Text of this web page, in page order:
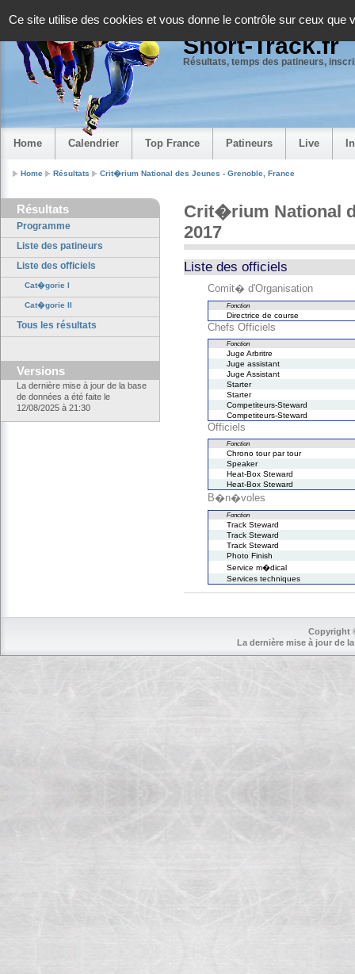
Ce site utilise des cookies et vous donne le contrôle sur ceux que
Short-Track.fr
Résultats, temps des patineurs,
Home Calendrier Top France Patineurs Live
Home Résultats Crit�rium National des Jeunes - Grenoble, France
Résultats
Programme
Liste des patineurs
Liste des officiels
Cat�gorie I
Cat�gorie II
Tous les résultats
Versions
La dernière mise à jour de la base
de données a été faite le
12/08/2025 à 21:30
Crit�rium National
2017
Liste des officiels
Comit� d'Organisation
Fonction
Directrice de course
Chefs Officiels
Fonction
Juge Arbritre
Juge assistant
Juge Assistant
Starter
Starter
Competiteurs-Steward
Competiteurs-Steward
Officiels
Fonction
Chrono tour par tour
Speaker
Heat-Box Steward
Heat-Box Steward
B�n�voles
Fonction
Track Steward
Track Steward
Track Steward
Photo Finish
Service m�dical
Services techniques
Copyright
La dernière mise à jour de